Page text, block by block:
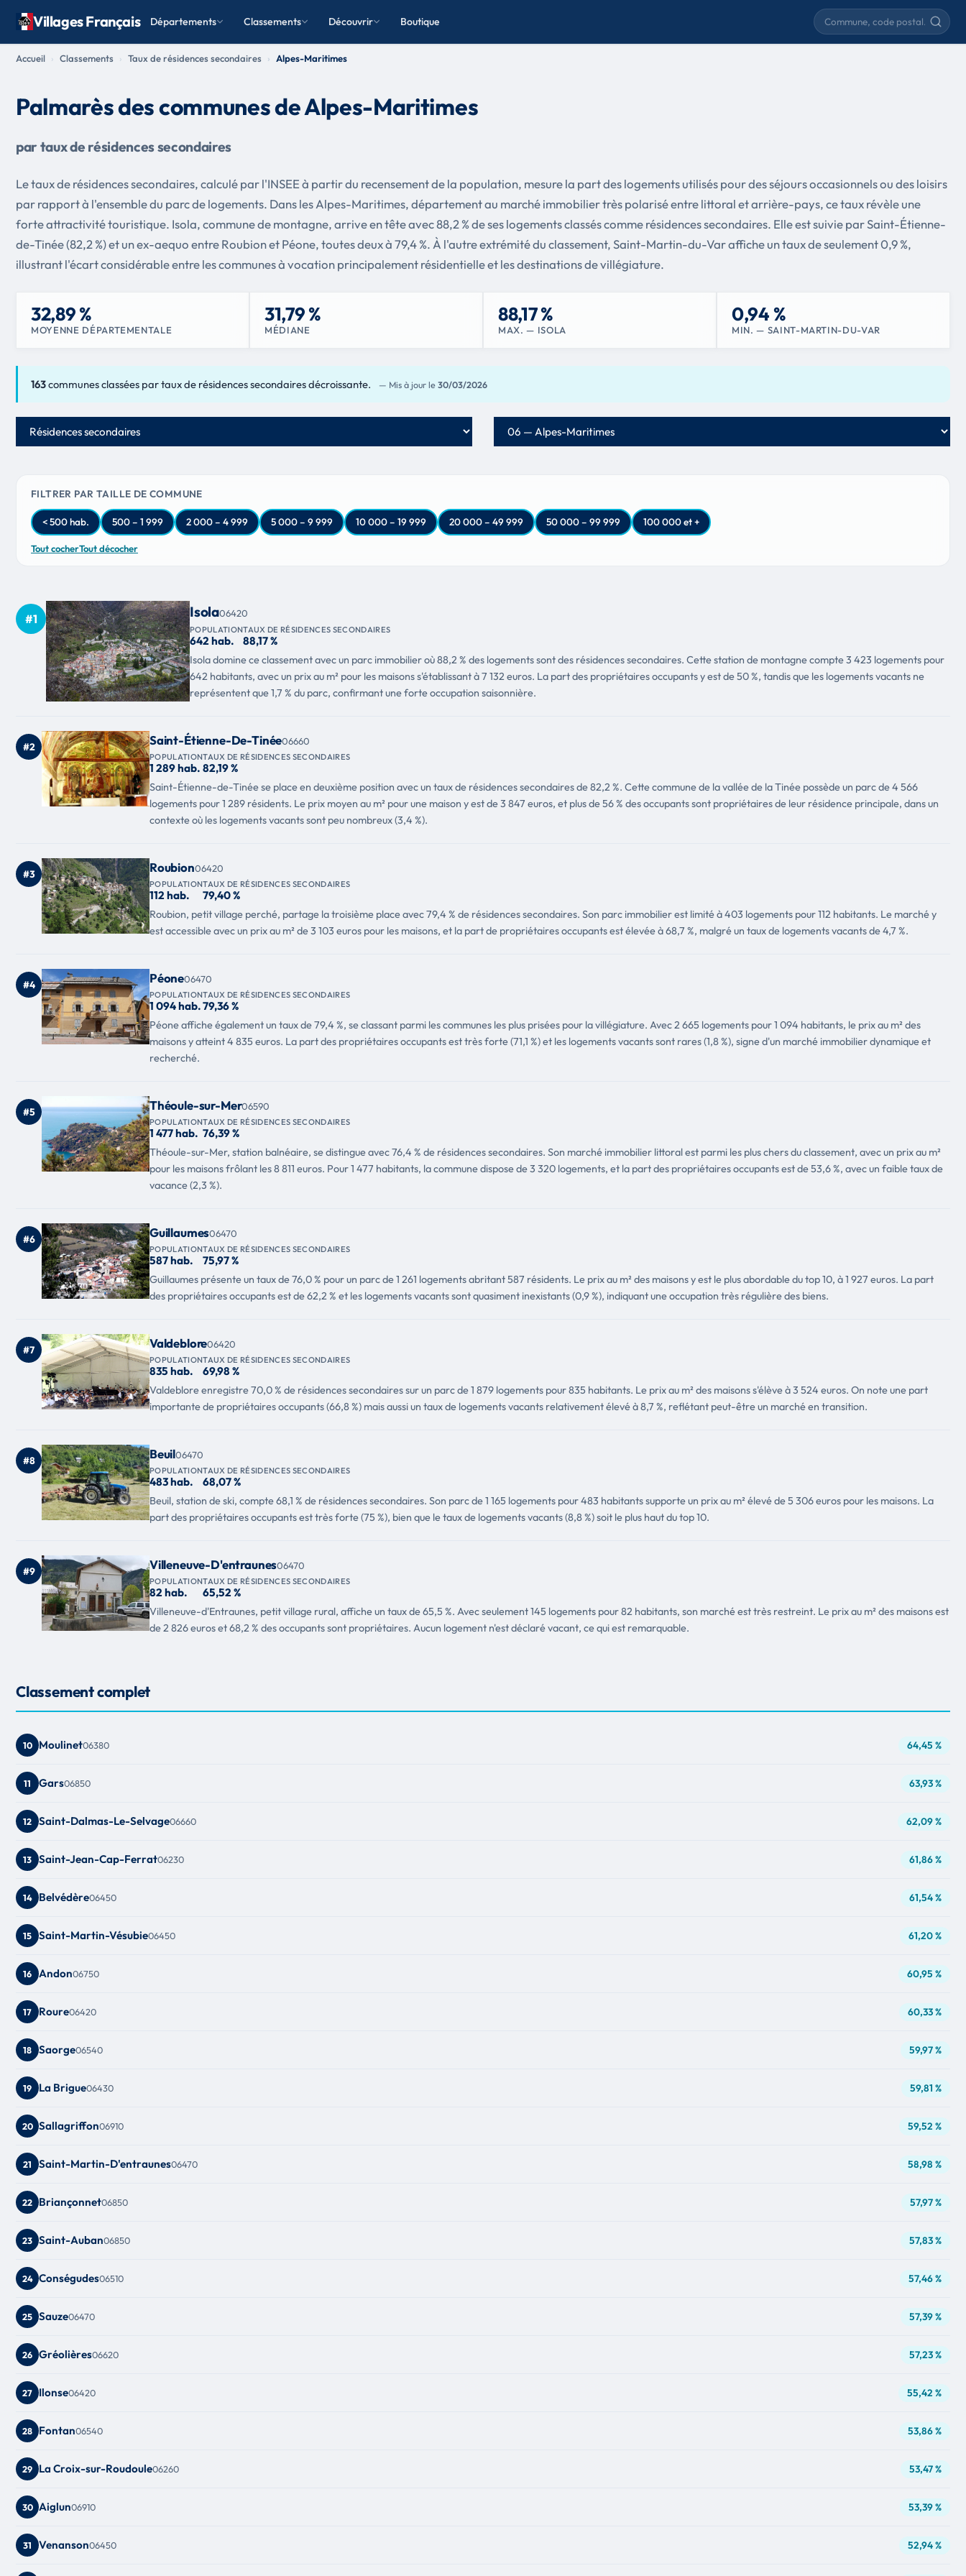
Villages Français Départements Classements Découvrir Boutique
Rechercher une commune
Accueil Classements Taux de résidences secondaires Alpes-Maritimes
Palmarès des communes de Alpes-Maritimes
par taux de résidences secondaires
Le taux de résidences secondaires, calculé par l'INSEE à partir du recensement de la population, mesure la part des logements utilisés pour des séjours occasionnels ou des loisirs
par rapport à l'ensemble du parc de logements. Dans les Alpes-Maritimes, département au marché immobilier très polarisé entre littoral et arrière-pays, ce taux révèle une
forte attractivité touristique. Isola, commune de montagne, arrive en tête avec 88,2 % de ses logements classés comme résidences secondaires. Elle est suivie par Saint-Étienne-
de-Tinée (82,2 %) et un ex-aequo entre Roubion et Péone, toutes deux à 79,4 %. À l'autre extrémité du classement, Saint-Martin-du-Var affiche un taux de seulement 0,9 %,
illustrant l'écart considérable entre les communes à vocation principalement résidentielle et les destinations de villégiature.
32,89 %
MOYENNE DÉPARTEMENTALE
31,79 %
MÉDIANE
88,17 %
MAX. — ISOLA
0,94 %
MIN. — SAINT-MARTIN-DU-VAR
163communes classées par taux de résidences secondaires décroissante. — Mis à jour le 30/03/2026
Critère de classement Département
FILTRER PAR TAILLE DE COMMUNE
< 500 hab. 500 – 1 999 2 000 – 4 999 5 000 – 9 999 10 000 – 19 999 20 000 – 49 999 50 000 – 99 999 100 000 et +
Tout cocherTout décocher
#1 Isola06420
POPULATION
642 hab.
TAUX DE RÉSIDENCES SECONDAIRES
88,17 %
Isola domine ce classement avec un parc immobilier où 88,2 % des logements sont des résidences secondaires. Cette station de montagne compte 3 423 logements pour
642 habitants, avec un prix au m² pour les maisons s'établissant à 7 132 euros. La part des propriétaires occupants y est de 50 %, tandis que les logements vacants ne
représentent que 1,7 % du parc, confirmant une forte occupation saisonnière.
#2 Saint-Étienne-De-Tinée06660
POPULATION
1 289 hab.
TAUX DE RÉSIDENCES SECONDAIRES
82,19 %
Saint-Étienne-de-Tinée se place en deuxième position avec un taux de résidences secondaires de 82,2 %. Cette commune de la vallée de la Tinée possède un parc de 4 566
logements pour 1 289 résidents. Le prix moyen au m² pour une maison y est de 3 847 euros, et plus de 56 % des occupants sont propriétaires de leur résidence principale, dans un
contexte où les logements vacants sont peu nombreux (3,4 %).
#3 Roubion06420
POPULATION
112 hab.
TAUX DE RÉSIDENCES SECONDAIRES
79,40 %
Roubion, petit village perché, partage la troisième place avec 79,4 % de résidences secondaires. Son parc immobilier est limité à 403 logements pour 112 habitants. Le marché y
est accessible avec un prix au m² de 3 103 euros pour les maisons, et la part de propriétaires occupants est élevée à 68,7 %, malgré un taux de logements vacants de 4,7 %.
#4 Péone06470
POPULATION
1 094 hab.
TAUX DE RÉSIDENCES SECONDAIRES
79,36 %
Péone affiche également un taux de 79,4 %, se classant parmi les communes les plus prisées pour la villégiature. Avec 2 665 logements pour 1 094 habitants, le prix au m² des
maisons y atteint 4 835 euros. La part des propriétaires occupants est très forte (71,1 %) et les logements vacants sont rares (1,8 %), signe d'un marché immobilier dynamique et
recherché.
#5 Théoule-sur-Mer06590
POPULATION
1 477 hab.
TAUX DE RÉSIDENCES SECONDAIRES
76,39 %
Théoule-sur-Mer, station balnéaire, se distingue avec 76,4 % de résidences secondaires. Son marché immobilier littoral est parmi les plus chers du classement, avec un prix au m²
pour les maisons frôlant les 8 811 euros. Pour 1 477 habitants, la commune dispose de 3 320 logements, et la part des propriétaires occupants est de 53,6 %, avec un faible taux de
vacance (2,3 %).
#6 Guillaumes06470
POPULATION
587 hab.
TAUX DE RÉSIDENCES SECONDAIRES
75,97 %
Guillaumes présente un taux de 76,0 % pour un parc de 1 261 logements abritant 587 résidents. Le prix au m² des maisons y est le plus abordable du top 10, à 1 927 euros. La part
des propriétaires occupants est de 62,2 % et les logements vacants sont quasiment inexistants (0,9 %), indiquant une occupation très régulière des biens.
#7 Valdeblore06420
POPULATION
835 hab.
TAUX DE RÉSIDENCES SECONDAIRES
69,98 %
Valdeblore enregistre 70,0 % de résidences secondaires sur un parc de 1 879 logements pour 835 habitants. Le prix au m² des maisons s'élève à 3 524 euros. On note une part
importante de propriétaires occupants (66,8 %) mais aussi un taux de logements vacants relativement élevé à 8,7 %, reflétant peut-être un marché en transition.
#8 Beuil06470
POPULATION
483 hab.
TAUX DE RÉSIDENCES SECONDAIRES
68,07 %
Beuil, station de ski, compte 68,1 % de résidences secondaires. Son parc de 1 165 logements pour 483 habitants supporte un prix au m² élevé de 5 306 euros pour les maisons. La
part des propriétaires occupants est très forte (75 %), bien que le taux de logements vacants (8,8 %) soit le plus haut du top 10.
#9 Villeneuve-D'entraunes06470
POPULATION
82 hab.
TAUX DE RÉSIDENCES SECONDAIRES
65,52 %
Villeneuve-d'Entraunes, petit village rural, affiche un taux de 65,5 %. Avec seulement 145 logements pour 82 habitants, son marché est très restreint. Le prix au m² des maisons est
de 2 826 euros et 68,2 % des occupants sont propriétaires. Aucun logement n'est déclaré vacant, ce qui est remarquable.
Classement complet
10 Moulinet06380 64,45 %
11 Gars06850 63,93 %
12 Saint-Dalmas-Le-Selvage06660 62,09 %
13 Saint-Jean-Cap-Ferrat06230 61,86 %
14 Belvédère06450 61,54 %
15 Saint-Martin-Vésubie06450 61,20 %
16 Andon06750 60,95 %
17 Roure06420 60,33 %
18 Saorge06540 59,97 %
19 La Brigue06430 59,81 %
20 Sallagriffon06910 59,52 %
21 Saint-Martin-D'entraunes06470 58,98 %
22 Briançonnet06850 57,97 %
23 Saint-Auban06850 57,83 %
24 Conségudes06510 57,46 %
25 Sauze06470 57,39 %
26 Gréolières06620 57,23 %
27 Ilonse06420 55,42 %
28 Fontan06540 53,86 %
29 La Croix-sur-Roudoule06260 53,47 %
30 Aiglun06910 53,39 %
31 Venanson06450 52,94 %